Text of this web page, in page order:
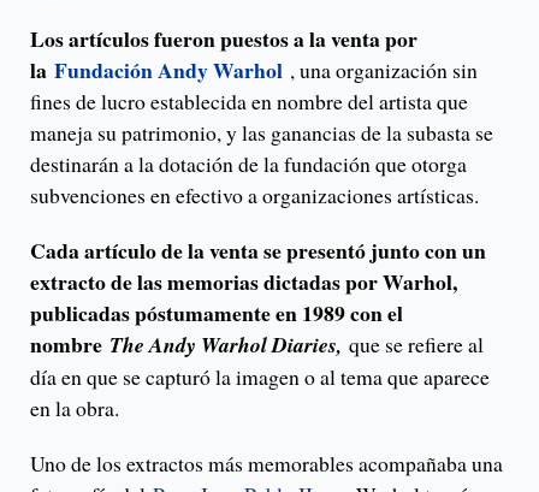
Los artículos fueron puestos a la venta por
la Fundación Andy Warhol , una organización sin
fines de lucro establecida en nombre del artista que
maneja su patrimonio, y las ganancias de la subasta se
destinarán a la dotación de la fundación que otorga
subvenciones en efectivo a organizaciones artísticas.
Cada artículo de la venta se presentó junto con un
extracto de las memorias dictadas por Warhol,
publicadas póstumamente en 1989 con el
nombre The Andy Warhol Diaries, que se refiere al
día en que se capturó la imagen o al tema que aparece
en la obra.
Uno de los extractos más memorables acompañaba una